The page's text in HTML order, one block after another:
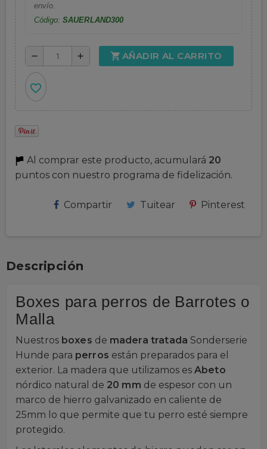
envío.
Código: SAUERLAND300
remove add shopping_cart AÑADIR AL CARRITO
favorite_border
Al comprar este producto, acumulará 20
puntos con nuestro programa de fidelización.
Compartir Tuitear Pinterest
Descripción
Boxes para perros de Barrotes o
Malla
Nuestros boxes de madera tratada Sonderserie
Hunde para perros están preparados para el
exterior. La madera que utilizamos es Abeto
nórdico natural de 20 mm de espesor con un
marco de hierro galvanizado en caliente de
25mm lo que permite que tu perro esté siempre
protegido.